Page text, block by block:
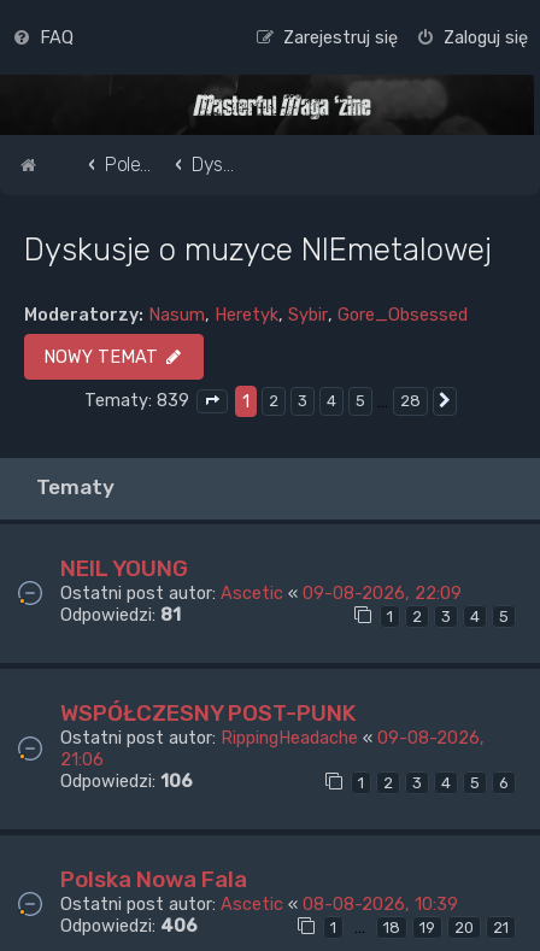
FAQ Zaloguj się
Zarejestruj się
Strona główna
Pole do popisu... Dyskusje o muzyce NIEmetalowej
Dyskusje o muzyce NIEmetalowej
Moderatorzy: Nasum, Heretyk, Sybir, Gore_Obsessed
NOWY TEMAT
Tematy: 839
Strona1 z28
1 2 3 4 5 … 28
Tematy
NEIL YOUNG
Ostatni post autor: Ascetic « 09-08-2026, 22:09
Odpowiedzi: 81 1 2 3 4 5
WSPÓŁCZESNY POST-PUNK
Ostatni post autor: RippingHeadache « 09-08-2026,
21:06
Odpowiedzi: 106 1 2 3 4 5 6
Polska Nowa Fala
Ostatni post autor: Ascetic « 08-08-2026, 10:39
Odpowiedzi: 406 1 … 18 19 20 21